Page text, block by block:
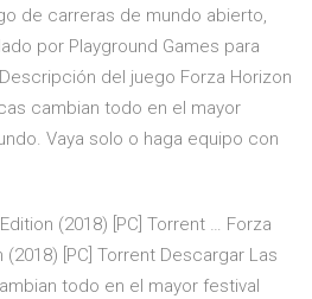
de carreras de mundo abierto,
por Playground Games para
del juego Forza Horizon
cambian todo en el mayor
Vaya solo o haga equipo con
(2018) [PC] Torrent … Forza
[PC] Torrent Descargar Las
todo en el mayor festival